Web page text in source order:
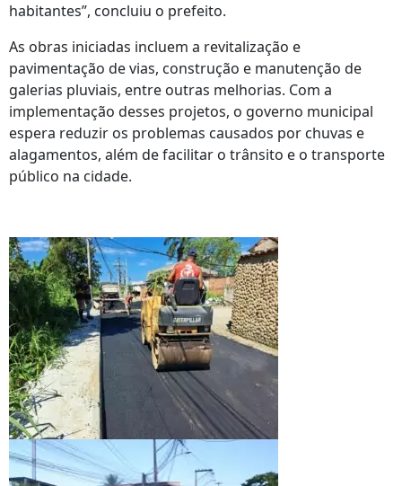
habitantes”, concluiu o prefeito.
As obras iniciadas incluem a revitalização e
pavimentação de vias, construção e manutenção de
galerias pluviais, entre outras melhorias. Com a
implementação desses projetos, o governo municipal
espera reduzir os problemas causados ​​por chuvas e
alagamentos, além de facilitar o trânsito e o transporte
público na cidade.